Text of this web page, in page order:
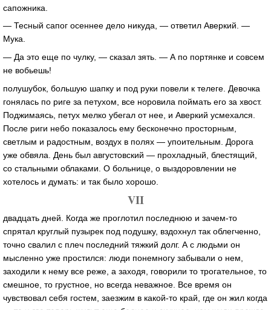
сапожника.
— Тесный сапог осеннее дело никуда, — ответил Аверкий. —
Мука.
— Да это еще по чулку, — сказал зять. — А по портянке и совсем
не вобьешь!
полушубок, большую шапку и под руки повели к телеге. Девочка
гонялась по риге за петухом, все норовила поймать его за хвост.
Поджимаясь, петух мелко убегал от нее, и Аверкий усмехался.
После риги небо показалось ему бесконечно просторным,
светлым и радостным, воздух в полях — упоительным. Дорога
уже обвяла. День был августовский — прохладный, блестящий,
со стальными облаками. О больнице, о выздоровлении не
хотелось и думать: и так было хорошо.
VII
двадцать дней. Когда же проглотил последнюю и зачем-то
спрятал круглый пузырек под подушку, вздохнул так облегченно,
точно свалил с плеч последний тяжкий долг. А с людьми он
мысленно уже простился: люди понемногу забывали о нем,
заходили к нему все реже, а заходя, говорили то трогательное, то
смешное, то грустное, но всегда неважное. Все время он
чувствовал себя гостем, заезжим в какой-то край, где он жил когда